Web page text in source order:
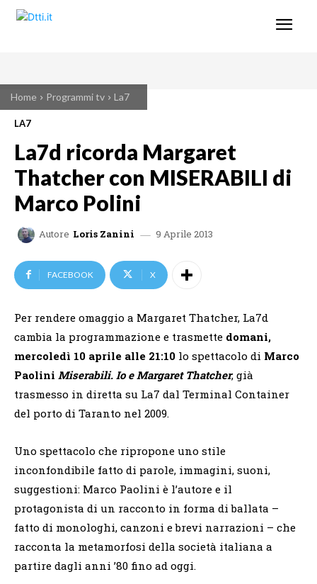
Home Programmi tv La7
LA7
La7d ricorda Margaret
Thatcher con MISERABILI di
Marco Polini
Autore Loris Zanini 9 Aprile 2013
FACEBOOK X
Per rendere omaggio a Margaret Thatcher, La7d
cambia la programmazione e trasmette domani,
mercoledì 10 aprile alle 21:10 lo spettacolo di Marco
Paolini Miserabili. Io e Margaret Thatcher, già
trasmesso in diretta su La7 dal Terminal Container
del porto di Taranto nel 2009.
Uno spettacolo che ripropone uno stile
inconfondibile fatto di parole, immagini, suoni,
suggestioni: Marco Paolini è l’autore e il
protagonista di un racconto in forma di ballata –
fatto di monologhi, canzoni e brevi narrazioni – che
racconta la metamorfosi della società italiana a
partire dagli anni ’80 fino ad oggi.